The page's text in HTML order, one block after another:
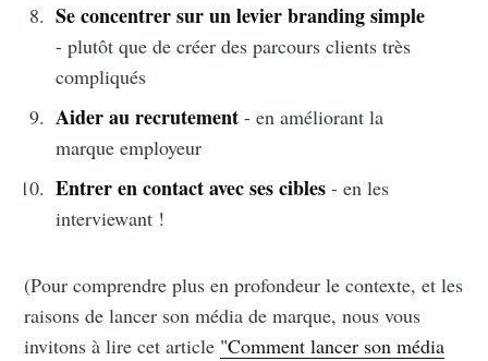
Se concentrer sur un levier branding simple
- plutôt que de créer des parcours clients très
compliqués
Aider au recrutement- en améliorant la
marque employeur
Entrer en contact avec ses cibles- en les
interviewant !
(Pour comprendre plus en profondeur le contexte, et les
raisons de lancer son média de marque, nous vous
invitons à lire cet article "Comment lancer son média